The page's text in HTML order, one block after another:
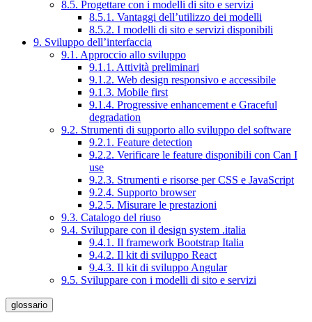
8.5. Progettare con i modelli di sito e servizi
8.5.1. Vantaggi dell’utilizzo dei modelli
8.5.2. I modelli di sito e servizi disponibili
9. Sviluppo dell’interfaccia
9.1. Approccio allo sviluppo
9.1.1. Attività preliminari
9.1.2. Web design responsivo e accessibile
9.1.3. Mobile first
9.1.4. Progressive enhancement e Graceful
degradation
9.2. Strumenti di supporto allo sviluppo del software
9.2.1. Feature detection
9.2.2. Verificare le feature disponibili con Can I
use
9.2.3. Strumenti e risorse per CSS e JavaScript
9.2.4. Supporto browser
9.2.5. Misurare le prestazioni
9.3. Catalogo del riuso
9.4. Sviluppare con il design system .italia
9.4.1. Il framework Bootstrap Italia
9.4.2. Il kit di sviluppo React
9.4.3. Il kit di sviluppo Angular
9.5. Sviluppare con i modelli di sito e servizi
glossario